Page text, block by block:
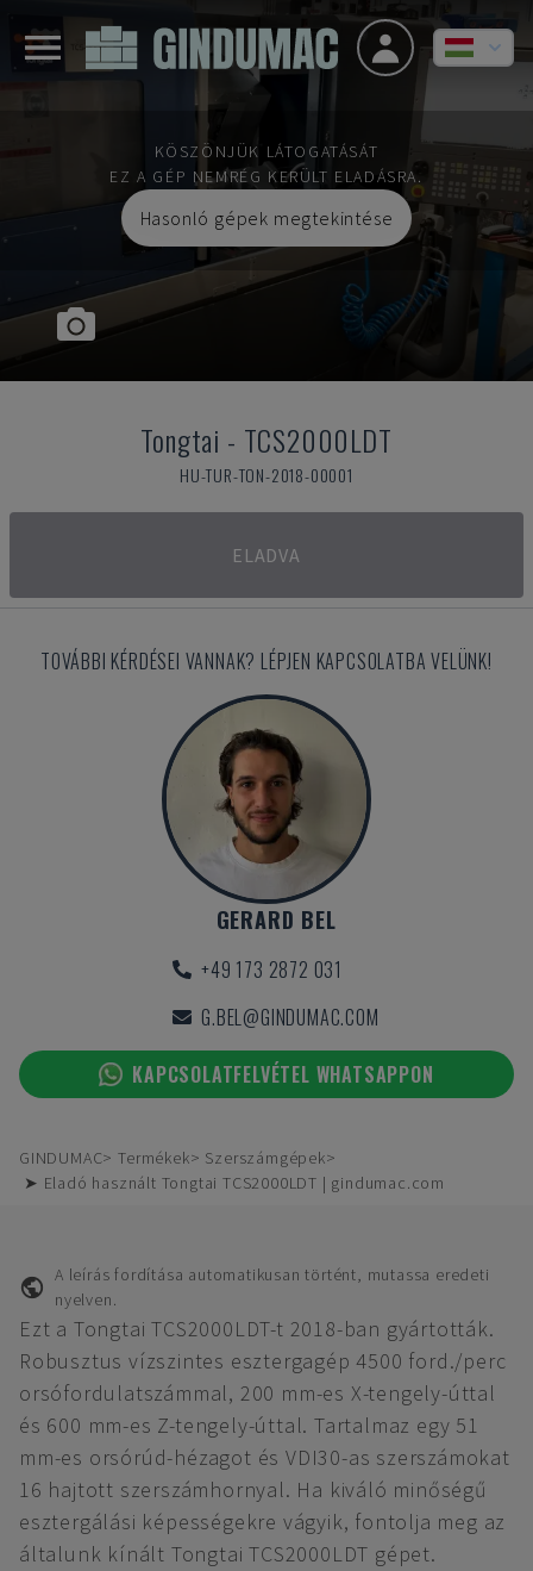
KÖSZÖNJÜK LÁTOGATÁSÁT
EZ A GÉP NEMRÉG KERÜLT ELADÁSRA.
Hasonló gépek megtekintése
Tongtai - TCS2000LDT
HU-TUR-TON-2018-00001
ELADVA
TOVÁBBI KÉRDÉSEI VANNAK? LÉPJEN KAPCSOLATBA VELÜNK!
GERARD BEL
+49 173 2872 031
G.BEL@GINDUMAC.COM
KAPCSOLATFELVÉTEL WHATSAPPON
GINDUMAC Termékek
Szerszámgépek
➤ Eladó használt Tongtai TCS2000LDT | gindumac.com
A leírás fordítása automatikusan történt, mutassa eredeti
nyelven.
Ezt a Tongtai TCS2000LDT-t 2018-ban gyártották.
Robusztus vízszintes esztergagép 4500 ford./perc
orsófordulatszámmal, 200 mm-es X-tengely-úttal
és 600 mm-es Z-tengely-úttal. Tartalmaz egy 51
mm-es orsórúd-hézagot és VDI30-as szerszámokat
16 hajtott szerszámhornyal. Ha kiváló minőségű
esztergálási képességekre vágyik, fontolja meg az
általunk kínált Tongtai TCS2000LDT gépet.